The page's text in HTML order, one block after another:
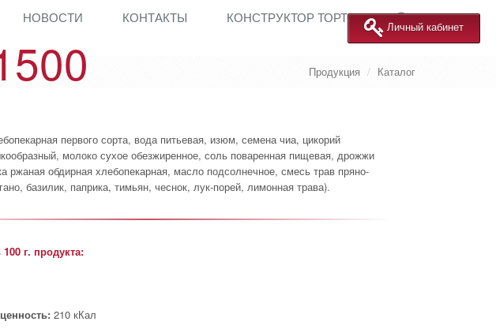
НОВОСТИ КОНТАКТЫ КОНСТРУКТОР ТОРТОВ
Продукция Каталог
Личный кабинет
первого сорта, вода питьевая, изюм, семена чиа, цикорий
молоко сухое обезжиренное, соль поваренная пищевая, дрожжи
ржаная обдирная хлебопекарная, масло подсолнечное, смесь трав пряно-
базилик, паприка, тимьян, чеснок, лук-порей, лимонная трава).
г. продукта:
210 кКал